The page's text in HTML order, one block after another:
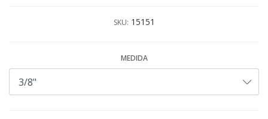
SKU: 15151
MEDIDA